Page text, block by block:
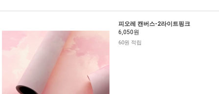
피오레 캔버스-2라이트핑크
6,050원
60원 적립